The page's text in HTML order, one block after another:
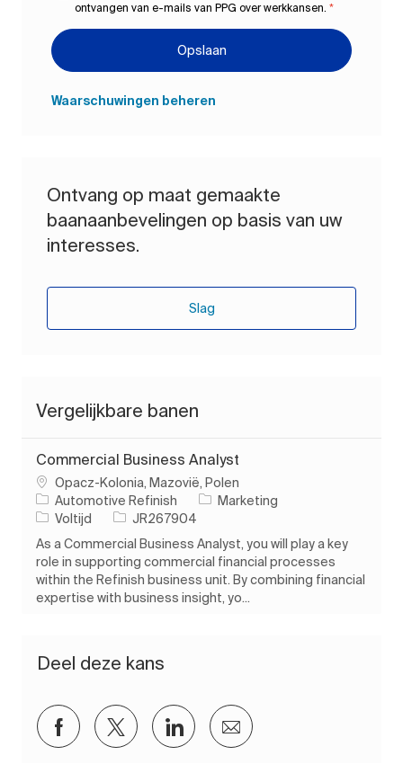
ontvangen van e-mails van PPG over werkkansen. *
Opslaan
Waarschuwingen beheren
Ontvang op maat gemaakte
baanaanbevelingen op basis van uw
interesses.
Slag
Vergelijkbare banen
Commercial Business Analyst
PlaatsOpacz-Kolonia, Mazovië, Polen
Automotive Refinish
Categorie
Marketing
Soort baan
Voltijd Taak-ID
JR267904
As a Commercial Business Analyst, you will play a key
role in supporting commercial financial processes
within the Refinish business unit. By combining financial
expertise with business insight, yo...
Deel deze kans
Delen via Facebook
Delen via twitter
Delen via LinkedIn
Delen via e-mail